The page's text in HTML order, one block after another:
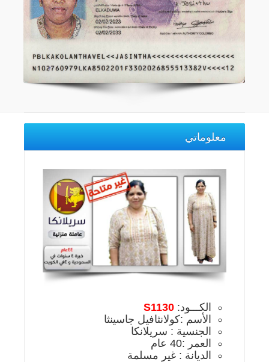
معلوماتي
الكـــود: S1130
الأسم :كولانثافيل جاسينثا
الجنسية : سريلانكا
العمر :40 عام
الديانة : غير مسلمة